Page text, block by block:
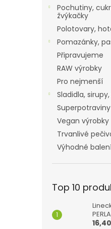
Pochutiny,
žvýkačky
Polotovary,
Pomazánky,
Připravujeme
RAW výrobky
Pro nejmenší
Sladidla,
Superpotraviny
Vegan výrobky
Trvanlivé
Výhodné
Top 10
PERLA